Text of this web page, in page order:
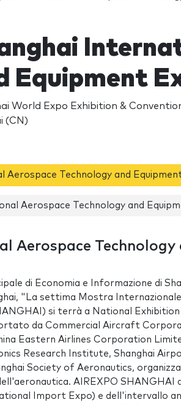
Equipment
World Expo Exhibition &
(CN)
Aerospace Technology and
Aerospace Technology and
Aerospace Technology
di Economia e Informazione di
"La settima Mostra
si terrà a National
da Commercial Aircraft
Eastern Airlines Corporation
Research Institute, Shanghai
Society of Aeronautics,
AIREXPO
Import Expo) e dell'intervallo